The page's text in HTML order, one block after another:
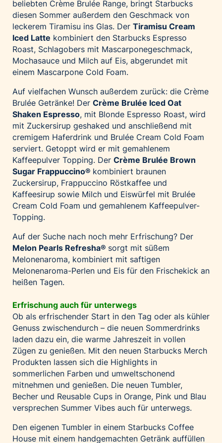
beliebten Crème Brulée Range, bringt Starbucks
diesen Sommer außerdem den Geschmack von
leckerem Tiramisu ins Glas. Der Tiramisu Cream
Iced Latte kombiniert den Starbucks Espresso
Roast, Schlagobers mit Mascarponegeschmack,
Mochasauce und Milch auf Eis, abgerundet mit
einem Mascarpone Cold Foam.
Auf vielfachen Wunsch außerdem zurück: die Crème
Brulée Getränke! Der Crème Brulée Iced Oat
Shaken Espresso, mit Blonde Espresso Roast, wird
mit Zuckersirup geshaked und anschließend mit
cremigem Haferdrink und Brulée Cream Cold Foam
serviert. Getoppt wird er mit gemahlenem
Kaffeepulver Topping. Der Crème Brulée Brown
Sugar Frappuccino® kombiniert braunen
Zuckersirup, Frappuccino Röstkaffee und
Kaffeesirup sowie Milch und Eiswürfel mit Brulée
Cream Cold Foam und gemahlenem Kaffeepulver-
Topping.
Auf der Suche nach noch mehr Erfrischung? Der
Melon Pearls Refresha® sorgt mit süßem
Melonenaroma, kombiniert mit saftigen
Melonenaroma-Perlen und Eis für den Frischekick an
heißen Tagen.
Erfrischung auch für unterwegs
Ob als erfrischender Start in den Tag oder als kühler
Genuss zwischendurch – die neuen Sommerdrinks
laden dazu ein, die warme Jahreszeit in vollen
Zügen zu genießen. Mit den neuen Starbucks Merch
Produkten lassen sich die Highlights in
sommerlichen Farben und umweltschonend
mitnehmen und genießen. Die neuen Tumbler,
Becher und Reusable Cups in Orange, Pink und Blau
versprechen Summer Vibes auch für unterwegs.
Den eigenen Tumbler in einem Starbucks Coffee
House mit einem handgemachten Getränk auffüllen